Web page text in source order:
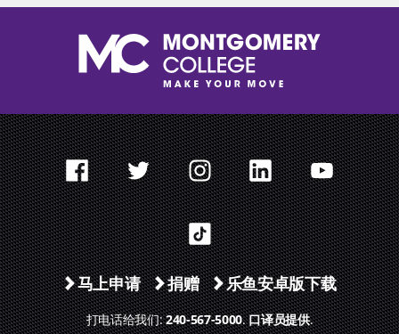
跳过页脚并返回顶部
打开新窗口打开新窗口打开新窗口打开新窗口打开新窗口
打开新窗口
马上申请 捐赠 乐鱼安卓版下载
打电话给我们:240-567-5000.口译员提供.